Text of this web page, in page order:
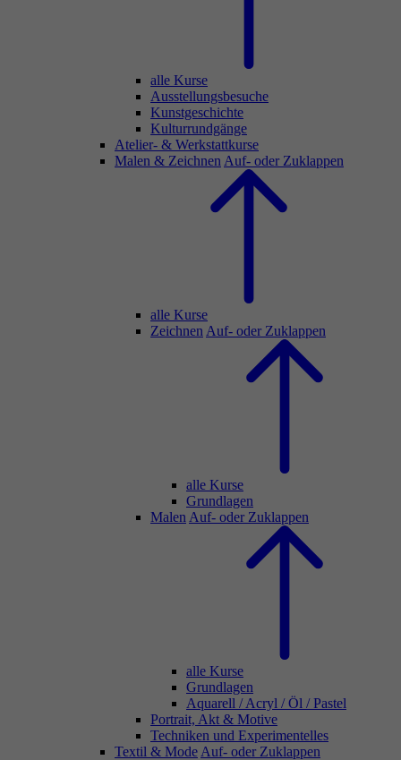
alle Kurse
Ausstellungsbesuche
Kunstgeschichte
Kulturrundgänge
Atelier- & Werkstattkurse
Malen & Zeichnen Auf- oder Zuklappen
alle Kurse
Zeichnen Auf- oder Zuklappen
alle Kurse
Grundlagen
Malen Auf- oder Zuklappen
alle Kurse
Grundlagen
Aquarell / Acryl / Öl / Pastel
Portrait, Akt & Motive
Techniken und Experimentelles
Textil & Mode Auf- oder Zuklappen